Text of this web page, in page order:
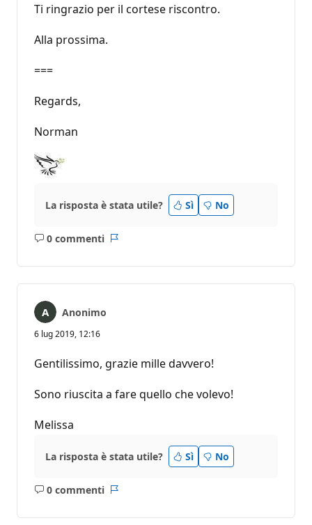
Ti ringrazio per il cortese riscontro.
Alla prossima.
===
Regards,
Norman
La risposta è stata utile? Sì No
0 commenti
Nessun
Anonimo
6 lug 2019, 12:16
Gentilissimo, grazie mille davvero!
Sono riuscita a fare quello che volevo!
Melissa
La risposta è stata utile? Sì No
0 commenti
Nessun